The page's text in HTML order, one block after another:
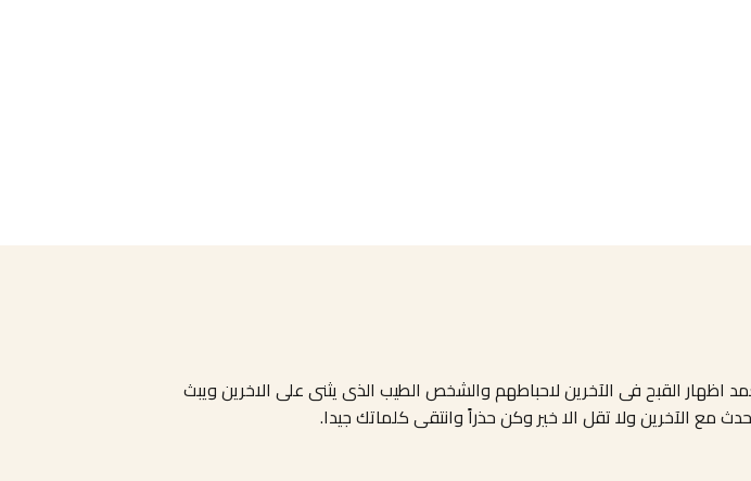
القبح فى الآخرين لاحباطهم والشخص الطيب الذى يثنى على الاخرين ويبث
الآخرين ولا تقل الا خير وكن حذراً وانتقى كلماتك جيدا.